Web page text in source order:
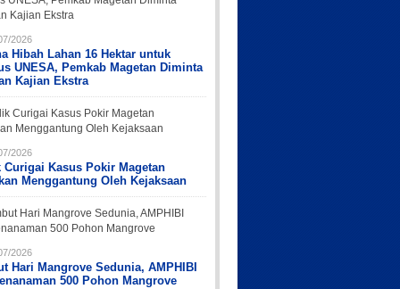
2026
Hibah Lahan 16 Hektar untuk
UNESA, Pemkab Magetan Diminta
Kajian Ekstra
2026
Curigai Kasus Pokir Magetan
Menggantung Oleh Kejaksaan
2026
Hari Mangrove Sedunia, AMPHIBI
500 Pohon Mangrove